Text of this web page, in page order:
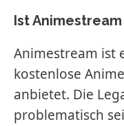
Ist
Animestream ist
kostenlose
anbietet. Die
problematisch